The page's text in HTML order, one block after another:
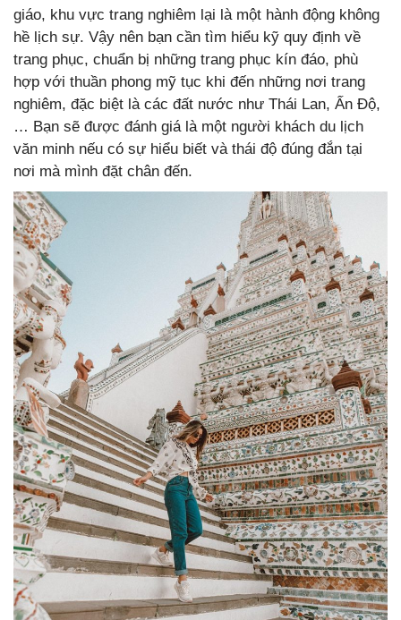
giáo, khu vực trang nghiêm lại là một hành động không
hề lịch sự. Vậy nên bạn cần tìm hiểu kỹ quy định về
trang phục, chuẩn bị những trang phục kín đáo, phù
hợp với thuần phong mỹ tục khi đến những nơi trang
nghiêm, đặc biệt là các đất nước như Thái Lan, Ấn Độ,
… Bạn sẽ được đánh giá là một người khách du lịch
văn minh nếu có sự hiểu biết và thái độ đúng đắn tại
nơi mà mình đặt chân đến.